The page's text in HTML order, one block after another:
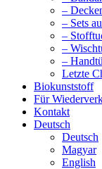
–
– Sets
–
–
–
Letzte
Biokunststoff
Für
Kontakt
Deutsch
Deutsch
Magyar
English